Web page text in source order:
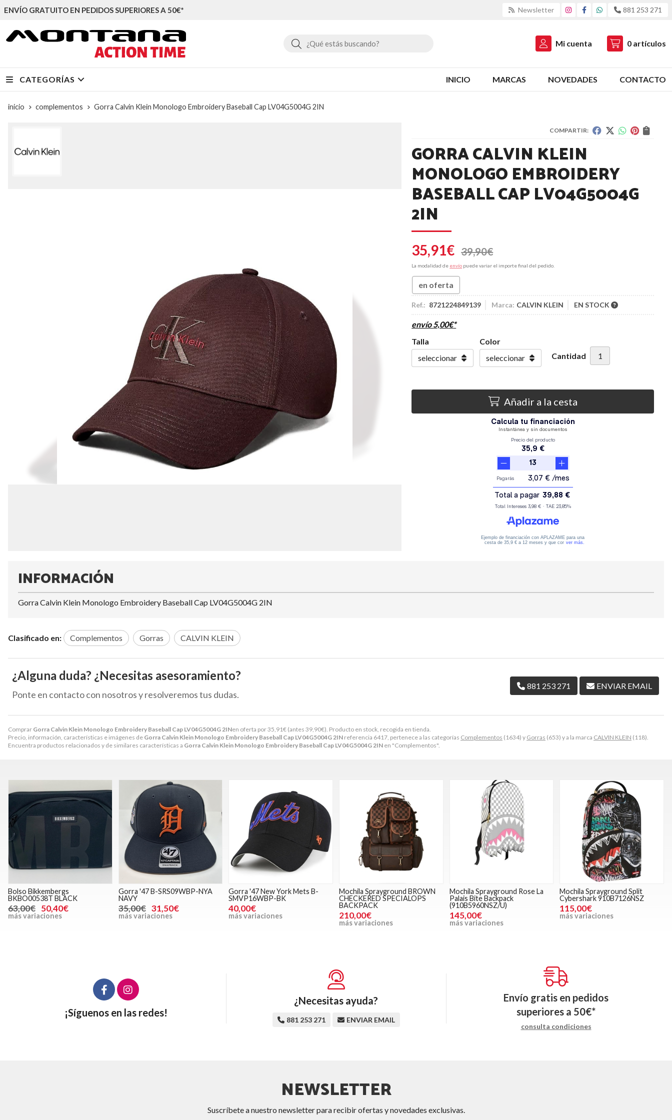
ENVÍO GRATUITO EN PEDIDOS SUPERIORES A 50€* Newsletter 881 253 271
Buscar Mi cuenta 0 artículos
CATEGORÍAS INICIO MARCAS NOVEDADES CONTACTO
inicio complementos Gorra Calvin Klein Monologo Embroidery Baseball Cap LV04G5004G 2IN
COMPARTIR:
GORRA CALVIN KLEIN
MONOLOGO EMBROIDERY
BASEBALL CAP LV04G5004G
2IN
35,91€ 39,90€
La modalidad de envío puede variar el importe final del pedido.
en oferta
Ref.: 8721224849139 Marca: CALVIN KLEIN EN STOCK
envío5,00€*
Talla
Color
Cantidad
Añadir a la cesta
Comprar Gorra Calvin Klein Monologo Embroidery Baseball Cap LV04G5004G 2INen oferta por35,91€ (antes 39,90€). Producto en stock, recogida en tienda.
Precio, información, características e imágenes de Gorra Calvin Klein Monologo Embroidery Baseball Cap LV04G5004G 2IN referencia 6417, pertenece a las categorías Complementos (1634) y Gorras (653) y a la marca CALVIN KLEIN (118).
Encuentra productos relacionados y de similares características a Gorra Calvin Klein Monologo Embroidery Baseball Cap LV04G5004G 2IN en "Complementos".
INFORMACIÓN
Gorra Calvin Klein Monologo Embroidery Baseball Cap LV04G5004G 2IN
Clasificado en: Complementos Gorras CALVIN KLEIN
¿Alguna duda? ¿Necesitas asesoramiento?
Ponte en contacto con nosotros y resolveremos tus dudas.
881 253 271 ENVIAR EMAIL
Bolso Bikkembergs
BKBO00538T BLACK
63,00€ 50,40€
más variaciones
Gorra '47 B-SRS09WBP-NYA
NAVY
35,00€ 31,50€
más variaciones
Gorra '47 New York Mets B-
SMVP16WBP-BK
40,00€
más variaciones
Mochila Sprayground BROWN
CHECKERED SPECIALOPS
BACKPACK
210,00€
más variaciones
Mochila Sprayground Rose La
Palais Bite Backpack
(910B5960NSZ/U)
145,00€
más variaciones
Mochila Sprayground Split
Cybershark 910B7126NSZ
115,00€
más variaciones
¡Síguenos en las redes!
¿Necesitas ayuda?
881 253 271 ENVIAR EMAIL
Envío gratis en pedidos
superiores a 50€*
consulta condiciones
NEWSLETTER
Suscríbete a nuestro newsletter para recibir ofertas y novedades exclusivas.